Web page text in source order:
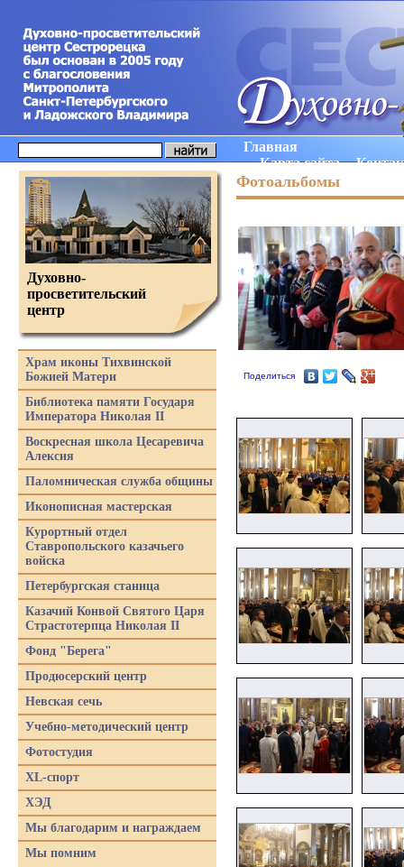
Главная
Карта сайта
Фотоальбомы
Поделиться
Духовно-
просветительский
центр
Храм иконы Тихвинской
Божией Матери
Библиотека памяти Государя
Императора Николая II
Воскресная школа Цесаревича
Алексия
Паломническая служба общины
Иконописная мастерская
Курортный отдел
Ставропольского казачьего
войска
Петербургская станица
Казачий Конвой Святого Царя
Страстотерпца Николая II
Фонд "Берега"
Продюсерский центр
Невская сечь
Учебно-методический центр
Фотостудия
XL-спорт
ХЭД
Мы благодарим и награждаем
Мы помним